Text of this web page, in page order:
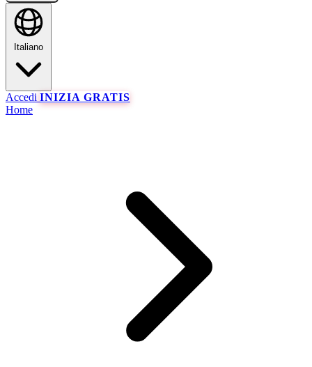
Italiano
Accedi INIZIA GRATIS
Home